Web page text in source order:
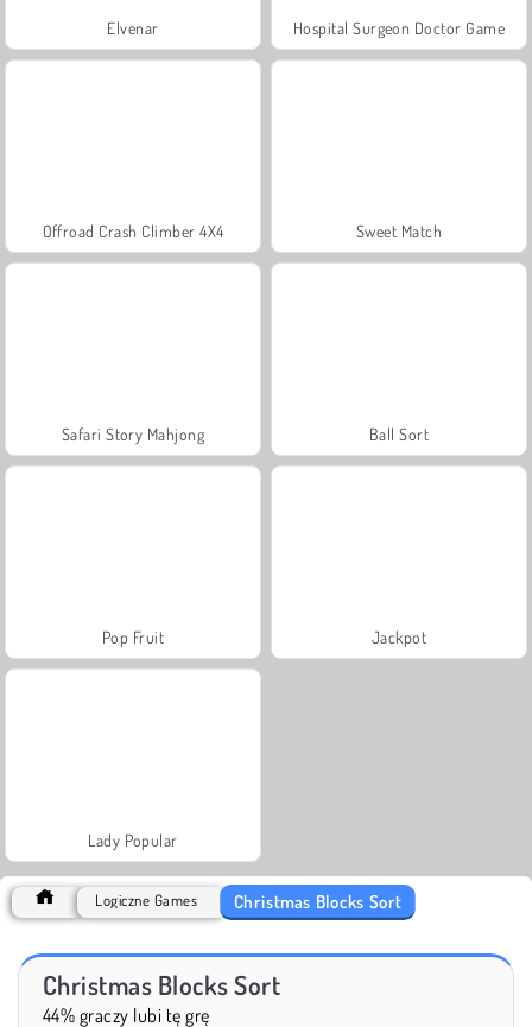
Elvenar Hospital Surgeon Doctor Game
Offroad Crash Climber 4X4 Sweet Match
Safari Story Mahjong Ball Sort
Pop Fruit Jackpot
Lady Popular
Logiczne Games Christmas Blocks Sort
Christmas Blocks Sort
44% graczy lubi tę grę